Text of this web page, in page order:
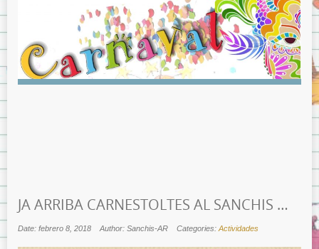
JA ARRIBA CARNESTOLTES AL SANCHIS …
Date: febrero 8, 2018 Author: Sanchis-AR Categories: Actividades